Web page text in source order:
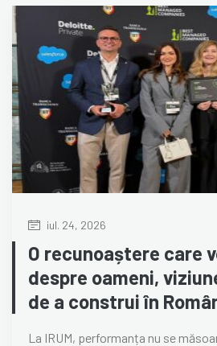
iul. 24, 2026
O recunoaștere care
despre oameni,
de a construi în
La IRUM, performanța nu se